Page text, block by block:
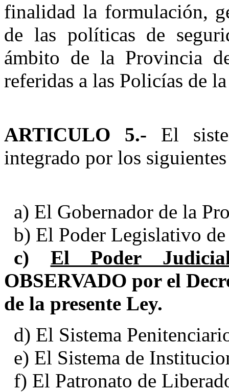
finalidad la formulación,
de las políticas de
ámbito de la Provincia
referidas a las Policías de
ARTICULO 5.- El
integrado por los
a) El Gobernador de la
b) El Poder Legislativo
c) El Poder
OBSERVADO por el
de la presente Ley.
d) El Sistema
e) El Sistema de
f) El Patronato de